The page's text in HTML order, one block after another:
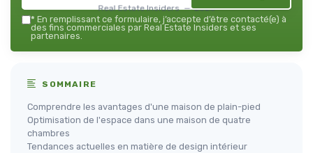
Real Estate Insiders — 2026
* En remplissant ce formulaire, j’accepte d’être contacté(e) à
des fins commerciales par Real Estate Insiders et ses
partenaires.
SOMMAIRE
Comprendre les avantages d'une maison de plain-pied
Optimisation de l'espace dans une maison de quatre
chambres
Tendances actuelles en matière de design intérieur